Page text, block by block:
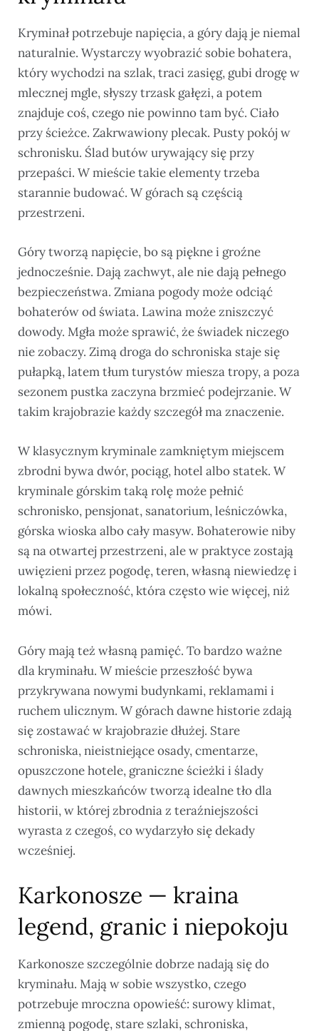
Kryminał potrzebuje napięcia, a góry dają je niemal
naturalnie. Wystarczy wyobrazić sobie bohatera,
który wychodzi na szlak, traci zasięg, gubi drogę w
mlecznej mgle, słyszy trzask gałęzi, a potem
znajduje coś, czego nie powinno tam być. Ciało
przy ścieżce. Zakrwawiony plecak. Pusty pokój w
schronisku. Ślad butów urywający się przy
przepaści. W mieście takie elementy trzeba
starannie budować. W górach są częścią
przestrzeni.
Góry tworzą napięcie, bo są piękne i groźne
jednocześnie. Dają zachwyt, ale nie dają pełnego
bezpieczeństwa. Zmiana pogody może odciąć
bohaterów od świata. Lawina może zniszczyć
dowody. Mgła może sprawić, że świadek niczego
nie zobaczy. Zimą droga do schroniska staje się
pułapką, latem tłum turystów miesza tropy, a poza
sezonem pustka zaczyna brzmieć podejrzanie. W
takim krajobrazie każdy szczegół ma znaczenie.
W klasycznym kryminale zamkniętym miejscem
zbrodni bywa dwór, pociąg, hotel albo statek. W
kryminale górskim taką rolę może pełnić
schronisko, pensjonat, sanatorium, leśniczówka,
górska wioska albo cały masyw. Bohaterowie niby
są na otwartej przestrzeni, ale w praktyce zostają
uwięzieni przez pogodę, teren, własną niewiedzę i
lokalną społeczność, która często wie więcej, niż
mówi.
Góry mają też własną pamięć. To bardzo ważne
dla kryminału. W mieście przeszłość bywa
przykrywana nowymi budynkami, reklamami i
ruchem ulicznym. W górach dawne historie zdają
się zostawać w krajobrazie dłużej. Stare
schroniska, nieistniejące osady, cmentarze,
opuszczone hotele, graniczne ścieżki i ślady
dawnych mieszkańców tworzą idealne tło dla
historii, w której zbrodnia z teraźniejszości
wyrasta z czegoś, co wydarzyło się dekady
wcześniej.
Karkonosze — kraina
legend, granic i niepokoju
Karkonosze szczególnie dobrze nadają się do
kryminału. Mają w sobie wszystko, czego
potrzebuje mroczna opowieść: surowy klimat,
zmienną pogodę, stare szlaki, schroniska,